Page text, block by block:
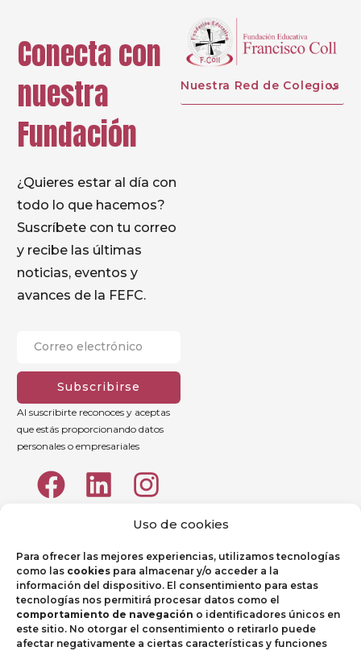
Uso de cookies
Para ofrecer las mejores experiencias, utilizamos tecnologías
como las cookies para almacenar y/o acceder a la
información del dispositivo. El consentimiento para estas
tecnologías nos permitirá procesar datos como el
comportamiento de navegación o identificadores únicos en
este sitio. No otorgar el consentimiento o retirarlo puede
afectar negativamente a ciertas características y funciones
Conecta con
nuestra
Fundación
¿Quieres estar al día con
todo lo que hacemos?
Suscríbete con tu correo
y recibe las últimas
noticias, eventos y
avances de la FEFC.
Subscribirse
Al suscribirte reconoces y aceptas
que estás proporcionando datos
personales o empresariales
Nuestra Red de Colegios